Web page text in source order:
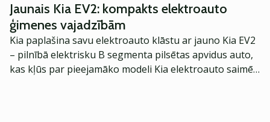
Jaunais Kia EV2: kompakts elektroauto
ģimenes vajadzībām
Kia paplašina savu elektroauto klāstu ar jauno Kia EV2
– pilnībā elektrisku B segmenta pilsētas apvidus auto,
kas kļūs par pieejamāko modeli Kia elektroauto saimē